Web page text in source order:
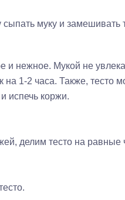
муку и замешивать
и нежное. Мукой не
на 1-2 часа. Также, тесто
испечь коржи.
делим тесто на равные